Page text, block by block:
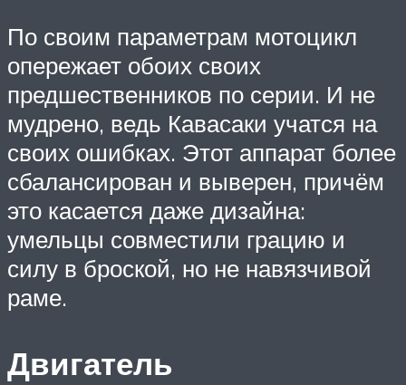
По своим параметрам мотоцикл
опережает обоих своих
предшественников по серии. И не
мудрено, ведь Кавасаки учатся на
своих ошибках. Этот аппарат более
сбалансирован и выверен, причём
это касается даже дизайна:
умельцы совместили грацию и
силу в броской, но не навязчивой
раме.
Двигатель